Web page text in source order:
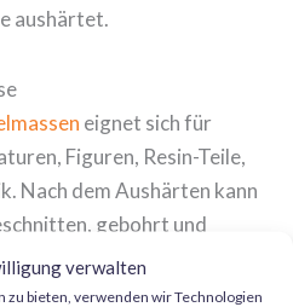
verwalten
bieten, verwenden wir Technologien
aushärtet.
eignet sich für
Figuren, Resin-Teile,
Nach dem Aushärten kann
gebohrt und
einem vielseitigen Material
macht.